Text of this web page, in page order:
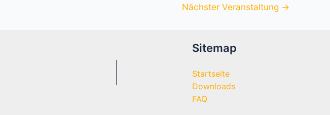
Nächster Veranstaltung →
Sitemap
Startseite
Downloads
FAQ